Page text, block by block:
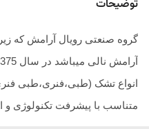
توضیحات
گروه صنعتی رویال آرامش که
انواع تشک (طبی،فنری،طبی
متناسب با پیشرفت تکنولوژی و